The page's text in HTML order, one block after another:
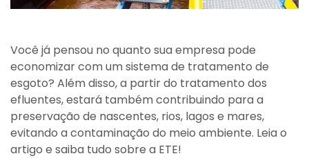
Você já pensou no quanto sua empresa pode
economizar com um sistema de tratamento de
esgoto? Além disso,a partir do tratamento dos
efluentes, estará também contribuindo para a
preservação de nascentes, rios, lagos e mares,
evitando a contaminação do meio ambiente. Leia o
artigo e saiba tudo sobre a ETE!